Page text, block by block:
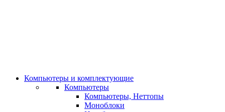
Компьютеры и комплектующие
Компьютеры
Компьютеры, Неттопы
Моноблоки